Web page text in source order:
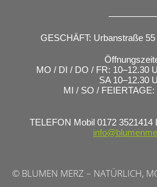
GESCHÄFT: Urbanstraße 55
MO / DI / DO / FR: 10–12.30
SA 10–12.30
MI / SO /
TELEFON Mobil 0172 3521414
© BLUMEN MERZ – NATÜRLICH,